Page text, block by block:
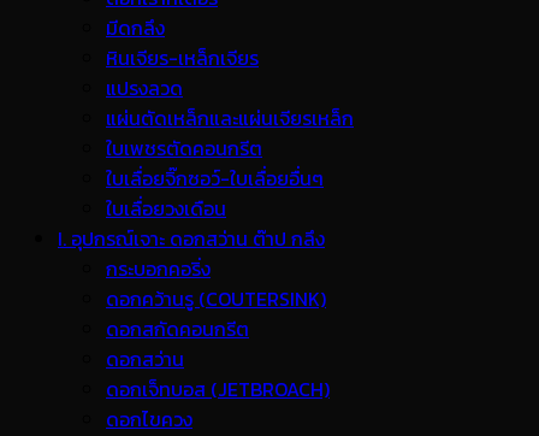
มีดกลึง
หินเจียร-เหล็กเจียร
แปรงลวด
แผ่นตัดเหล็กและแผ่นเจียรเหล็ก
ใบเพชรตัดคอนกรีต
ใบเลื่อยจิ๊กซอว์-ใบเลื่อยอื่นๆ
ใบเลื่อยวงเดือน
I. อุปกรณ์เจาะ ดอกสว่าน ต๊าป กลึง
กระบอกคอริ่ง
ดอกคว้านรู (COUTERSINK)
ดอกสกัดคอนกรีต
ดอกสว่าน
ดอกเจ็ทบอส (JETBROACH)
ดอกไขควง